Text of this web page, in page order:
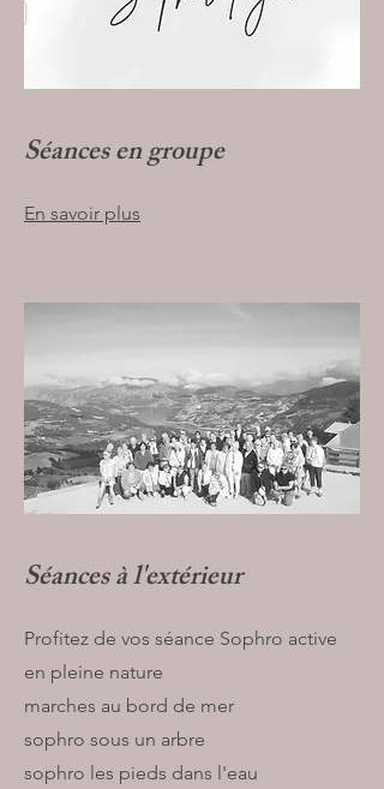
Séances en groupe
En savoir plus
Séances à l'extérieur
Profitez de vos séance Sophro active
en pleine nature
marches au bord de mer
sophro sous un arbre
sophro les pieds dans l'eau